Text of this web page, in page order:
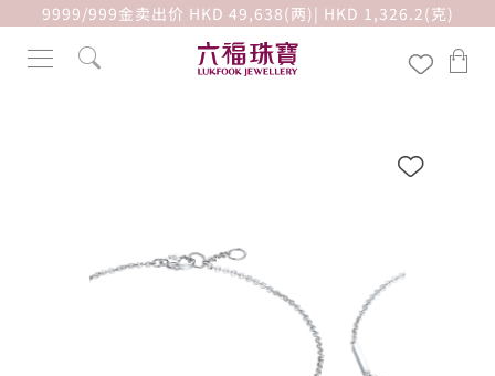
9999/999金卖出价 HKD 49,638(两)| HKD 1,326.2(克)